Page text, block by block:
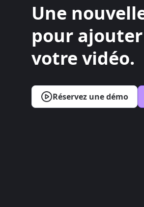
Une
pour
votre vidéo.
Réservez une démo